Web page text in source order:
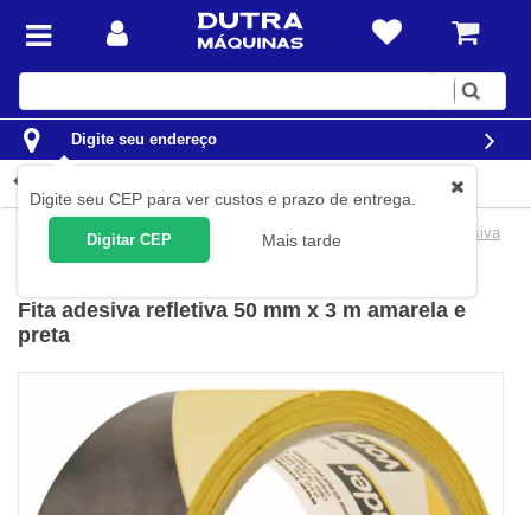
Digite
Digite seu endereço
Digite seu CEP para ver custos e prazo de entrega.
Digitar CEP Mais tarde
Materiais para embalagem Fitas Adesivas Fita adesiva
Fita adesiva refletiva 50 mm x 3 m amarela e
preta